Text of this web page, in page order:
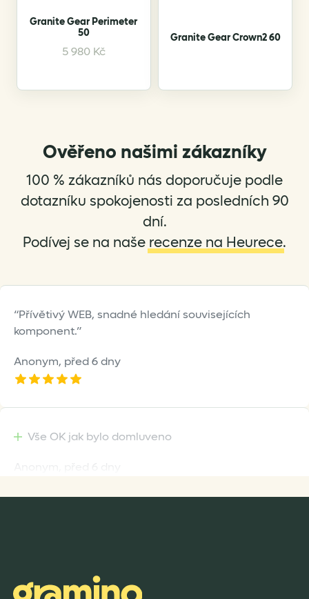
Granite Gear Perimeter
50
5 980 Kč
This
multiple
options
may
be
chosen
on
product
Granite Gear Crown2 60
Ověřeno našimi zákazníky
100 % zákazníků nás doporučuje podle
dotazníku spokojenosti za posledních 90
dní.
Podívej se na naše recenze na Heurece.
Přívětivý WEB, snadné hledání souvisejících
komponent.
Anonym, před 6 dny
Vše OK jak bylo domluveno
Anonym,před 7 dny